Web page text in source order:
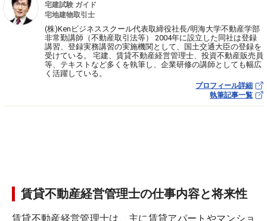
宅建試験 ガイド
宅地建物取引士
(株)Kenビジネススクール代表取締役社長/明海大学不動産学部
非常勤講師（不動産取引法等） 2004年に設立した同社は登録
講習、登録実務講習の実施機関として、国土交通大臣の登録を
受けている。 宅建、賃貸不動産経営管理士、投資不動産販売員
等、テキストなど多くを執筆し、企業研修の講師としても幅広
く活躍している。
プロフィール詳細
執筆記事一覧
賃貸不動産経営管理士の仕事内容と将来性
賃貸不動産経営管理士は、主に賃貸アパートやマンショ